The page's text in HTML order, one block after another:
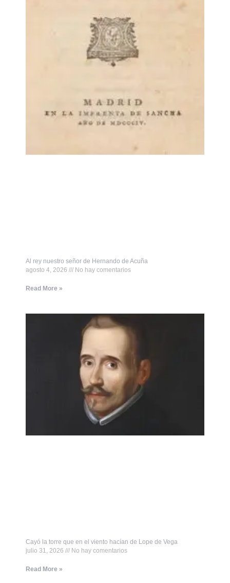
Al rey nuestro señor de Hernando de Acuña
agosto 4, 2026
No hay comentarios
Read More »
Cayó la torre que en el viento hacían de Lope de Vega
julio 31, 2026
No hay comentarios
Read More »